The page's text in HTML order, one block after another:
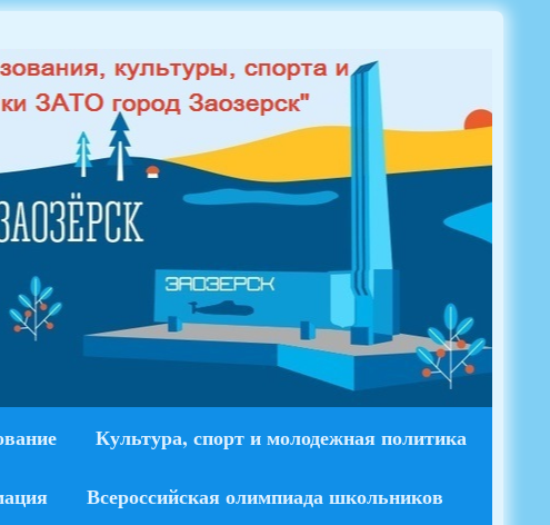
Культура, спорт и молодежная политика
Всероссийская олимпиада школьников